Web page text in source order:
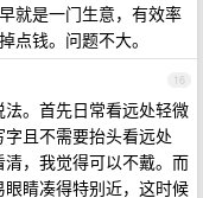
就是一门生意，有效率
点钱。问题不大。
16
。首先日常看远处轻微
且不需要抬头看远处
，我觉得可以不戴。而
睛凑得特别近，这时候